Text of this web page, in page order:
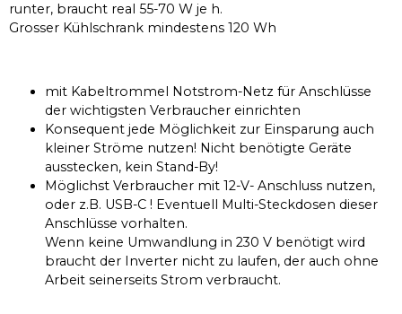
runter, braucht real 55-70 W je h.
Grosser Kühlschrank mindestens 120 Wh
mit Kabeltrommel Notstrom-Netz für Anschlüsse
der wichtigsten Verbraucher einrichten
Konsequent jede Möglichkeit zur Einsparung auch
kleiner Ströme nutzen! Nicht benötigte Geräte
ausstecken, kein Stand-By!
Möglichst Verbraucher mit 12-V- Anschluss nutzen,
oder z.B. USB-C ! Eventuell Multi-Steckdosen dieser
Anschlüsse vorhalten.
Wenn keine Umwandlung in 230 V benötigt wird
braucht der Inverter nicht zu laufen, der auch ohne
Arbeit seinerseits Strom verbraucht.